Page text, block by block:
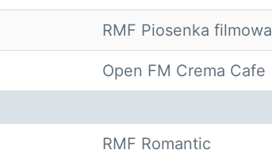
RMF Piosenka filmowa
Open FM Crema Cafe
RMF Romantic